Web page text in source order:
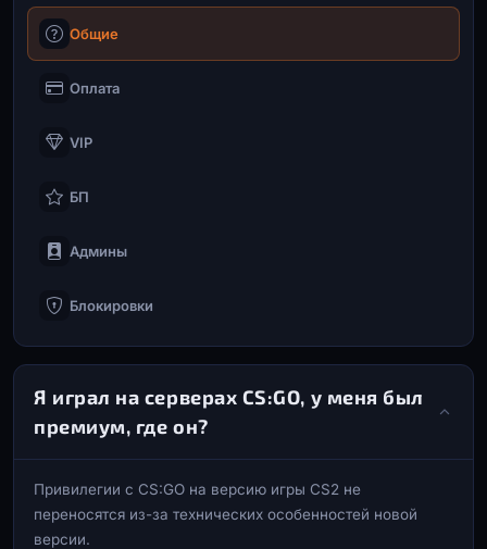
Общие
Оплата
VIP
БП
Админы
Блокировки
Я играл на серверах CS:GO, у меня был
премиум, где он?
Привилегии с CS:GO на версию игры CS2 не
переносятся из-за технических особенностей новой
версии.